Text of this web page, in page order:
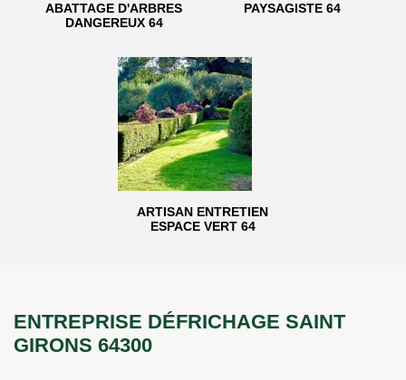
ABATTAGE D'ARBRES
DANGEREUX 64
PAYSAGISTE 64
ARTISAN ENTRETIEN
ESPACE VERT 64
ENTREPRISE DÉFRICHAGE SAINT
GIRONS 64300